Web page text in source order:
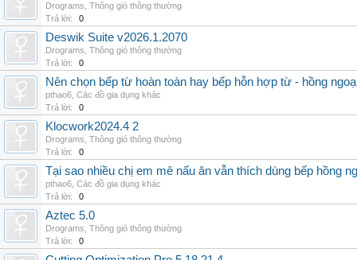
Drograms Thông gió thông thường
Trả lời:
0
Deswik Suite v2026.1.2070
Drograms Thông gió thông thường
Trả lời:
0
Nên chọn bếp từ hoàn toàn hay bếp hỗn hợp từ - hồng
pthao6 Các đồ gia dụng khác
Trả lời:
0
Klocwork2024.4 2
Drograms Thông gió thông thường
Trả lời:
0
Tại sao nhiều chị em mê nấu ăn vẫn thích dùng bếp hồng
pthao6 Các đồ gia dụng khác
Trả lời:
0
Aztec 5.0
Drograms Thông gió thông thường
Trả lời:
0